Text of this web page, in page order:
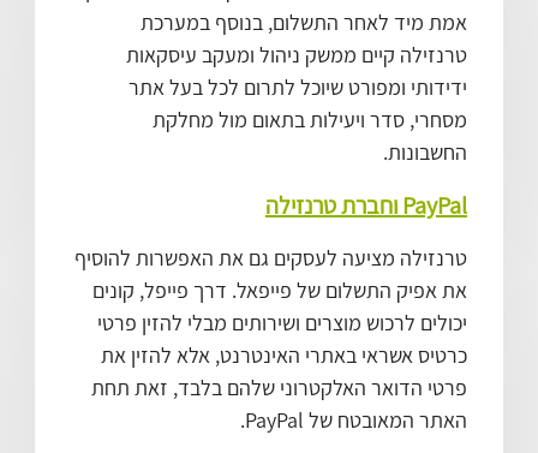
אמת מיד לאחר התשלום, בנוסף במערכת
טרנזילה קיים ממשק ניהול ומעקב עיסקאות
ידידותי ומפורט שיוכל לתרום לכל בעל אתר
מסחרי, סדר ויעילות בתאום מול מחלקת
החשבונות.
PayPal וחברת טרנזילה
טרנזילה מציעה לעסקים גם את האפשרות להוסיף
את אפיק התשלום של פייפאל. דרך פייפל, קונים
יכולים לרכוש מוצרים ושירותים מבלי להזין פרטי
כרטיס אשראי באתרי האינטרנט, אלא להזין את
פרטי הדואר האלקטרוני שלהם בלבד, זאת תחת
האתר המאובטח של PayPal.